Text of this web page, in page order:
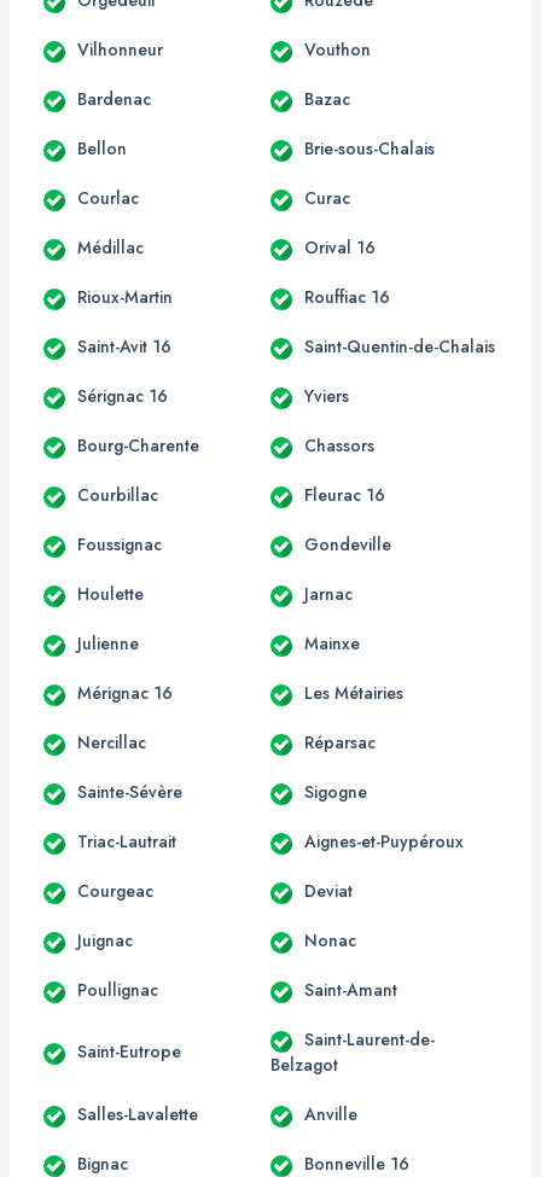
Vilhonneur Vouthon
Bardenac Bazac
Bellon Brie-sous-Chalais
Courlac Curac
Médillac Orival 16
Rioux-Martin Rouffiac 16
Saint-Avit 16 Saint-Quentin-de-Chalais
Sérignac 16 Yviers
Bourg-Charente Chassors
Courbillac Fleurac 16
Foussignac Gondeville
Houlette Jarnac
Julienne Mainxe
Mérignac 16 Les Métairies
Nercillac Réparsac
Sainte-Sévère Sigogne
Triac-Lautrait Aignes-et-Puypéroux
Courgeac Deviat
Juignac Nonac
Poullignac Saint-Amant
Saint-Eutrope
Saint-Laurent-de-
Belzagot
Salles-Lavalette Anville
Bignac Bonneville 16